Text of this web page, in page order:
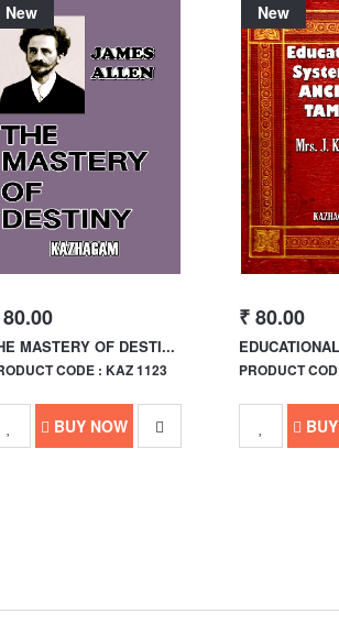
New
MASTERY OF DESTI...
CODE : KAZ 1123
BUY NOW
New
₹ 80.00
PRODUCT